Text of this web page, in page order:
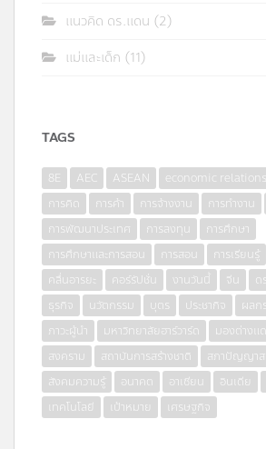
แนวคิด ดร.แดน (2)
แม่และเด็ก (11)
TAGS
8E AEC ASEAN economic relations
การคิด
การค้า การจ้างงาน การทำงาน
การพัฒนาประเทศ
การลงทุน
การศึกษา
การศึกษาและการสอน
การสอน การเรียนรู้
คลื่นอารยะ
คอร์รัปชั่น งานวันนี้ จีน
ด
ธุรกิจ
นวัตกรรม บุตร ประชากิจ ผลก
ภาวะผู้นำ
มหาวิทยาลัยฮาร์วาร์ด มองต่างแ
สงคราม
สถาบันการสร้างชาติ สภาปัญญา
สังคมความรู้
อนาคต อาเซียน อินเดีย
เทคโนโลยี
เป้าหมาย เศรษฐกิจ